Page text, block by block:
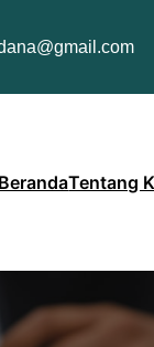
BerandaTentang